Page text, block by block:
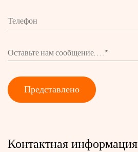
Контактная информация